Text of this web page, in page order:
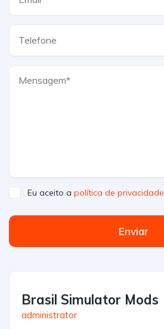
Eu aceito a política de privacidade
Enviar
Brasil Simulator Mods
administrator